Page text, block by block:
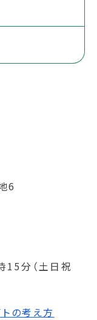
6
分（土日祝
の考え方